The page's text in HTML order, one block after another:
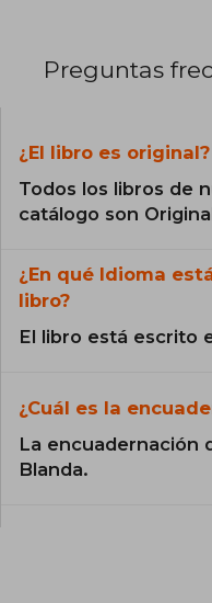
Preguntas
¿El libro es original?
Todos los libros de
catálogo son
¿En qué Idioma
libro?
El libro está escrito
¿Cuál es la
La encuadernación
Blanda.